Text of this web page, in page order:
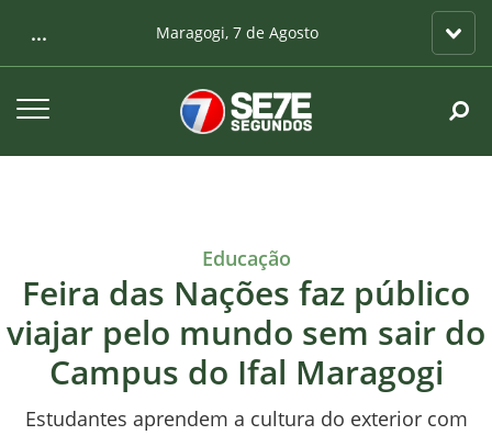
... Maragogi, 7 de Agosto
Educação
Feira das Nações faz público
viajar pelo mundo sem sair do
Campus do Ifal Maragogi
Estudantes aprendem a cultura do exterior com